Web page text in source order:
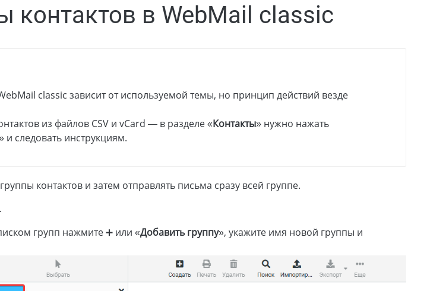
контактов в WebMail classic
classic зависит от используемой темы, но принцип действий везде
из файлов CSV и vCard — в разделе «Контакты» нужно нажать
и следовать инструкциям.
контактов и затем отправлять письма сразу всей группе.
групп нажмите ➕ или «Добавить группу», укажите имя новой группы и